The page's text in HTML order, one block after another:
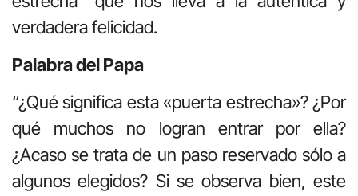
verdadera felicidad.
Palabra del Papa
“¿Qué significa esta «puerta estrecha»? ¿Por
qué muchos no logran entrar por ella?
¿Acaso se trata de un paso reservado sólo a
algunos elegidos? Si se observa bien, este